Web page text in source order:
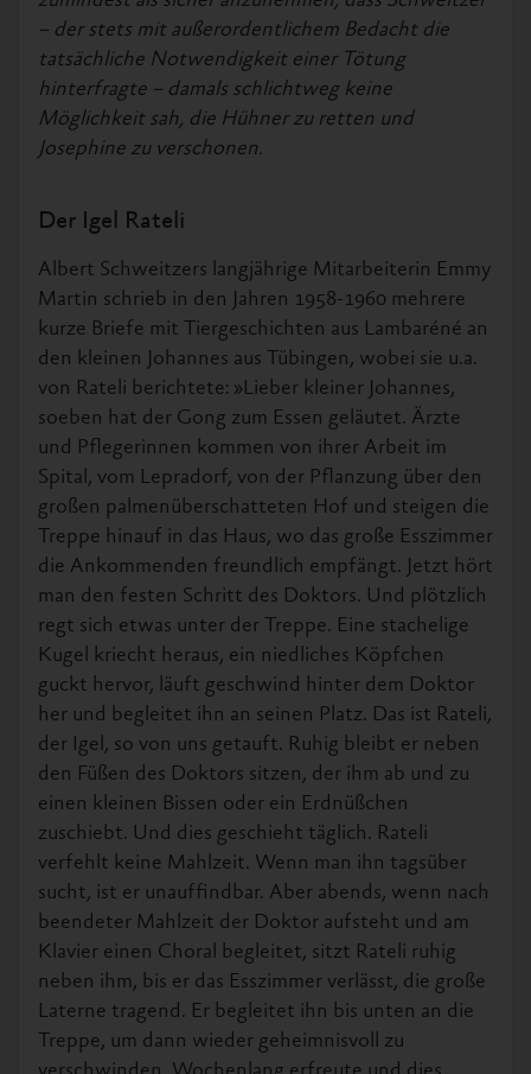
– der stets mit außerordentlichem Bedacht die
tatsächliche Notwendigkeit einer Tötung
hinterfragte – damals schlichtweg keine
Möglichkeit sah, die Hühner zu retten und
Josephine zu verschonen.
Der Igel Rateli
Albert Schweitzers langjährige Mitarbeiterin Emmy
Martin schrieb in den Jahren 1958-1960 mehrere
kurze Briefe mit Tiergeschichten aus Lambaréné an
den kleinen Johannes aus Tübingen, wobei sie u.a.
von Rateli berichtete: »Lieber kleiner Johannes,
soeben hat der Gong zum Essen geläutet. Ärzte
und Pflegerinnen kommen von ihrer Arbeit im
Spital, vom Lepradorf, von der Pflanzung über den
großen palmenüberschatteten Hof und steigen die
Treppe hinauf in das Haus, wo das große Esszimmer
die Ankommenden freundlich empfängt. Jetzt hört
man den festen Schritt des Doktors. Und plötzlich
regt sich etwas unter der Treppe. Eine stachelige
Kugel kriecht heraus, ein niedliches Köpfchen
guckt hervor, läuft geschwind hinter dem Doktor
her und begleitet ihn an seinen Platz. Das ist Rateli,
der Igel, so von uns getauft. Ruhig bleibt er neben
den Füßen des Doktors sitzen, der ihm ab und zu
einen kleinen Bissen oder ein Erdnüßchen
zuschiebt. Und dies geschieht täglich. Rateli
verfehlt keine Mahlzeit. Wenn man ihn tagsüber
sucht, ist er unauffindbar. Aber abends, wenn nach
beendeter Mahlzeit der Doktor aufsteht und am
Klavier einen Choral begleitet, sitzt Rateli ruhig
neben ihm, bis er das Esszimmer verlässt, die große
Laterne tragend. Er begleitet ihn bis unten an die
Treppe, um dann wieder geheimnisvoll zu